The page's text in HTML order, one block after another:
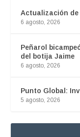
Actualización de
6 agosto, 2026
Peñarol
del botija Jaime
6 agosto, 2026
Punto Global:
5 agosto, 2026